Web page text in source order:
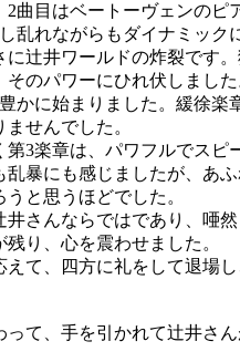
2曲目はベートーヴェンのピ
乱れながらもダイナミック
に辻井ワールドの炸裂です
そのパワーにひれ伏しまし
かに始まりました。緩徐楽
せんでした。
3楽章は、パワフルでスピ
乱暴にも感じましたが、あ
と思うほどでした。
さんならではであり、唖
り、心を震わせました。
て、四方に礼をして退場
て、手を引かれて辻井さ